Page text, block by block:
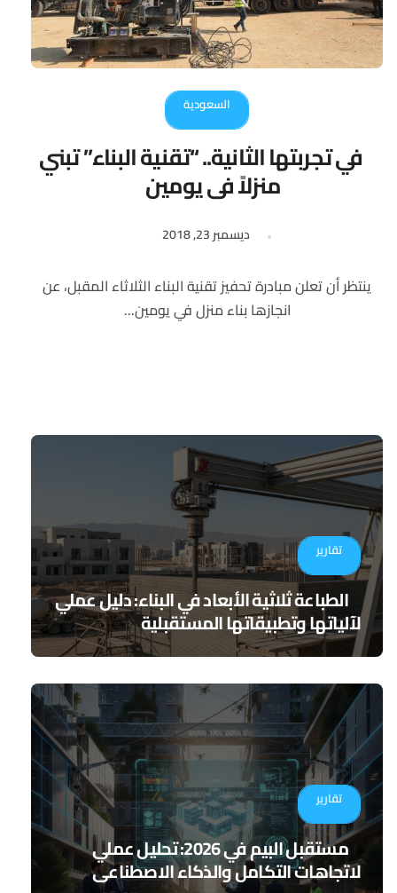
السعودية
في تجربتها الثانية.. “تقنية البناء” تبني
منزلاً في يومين
ديسمبر 23, 2018
ينتظر أن تعلن مبادرة تحفيز تقنية البناء الثلاثاء المقبل، عن
انجازها بناء منزل في يومين...
تقارير
الطباعة ثلاثية الأبعاد في البناء: دليل عملي
لآلياتها وتطبيقاتها المستقبلية
تقارير
مستقبل البيم في 2026: تحليل عملي
لاتجاهات التكامل والذكاء الاصطناعي